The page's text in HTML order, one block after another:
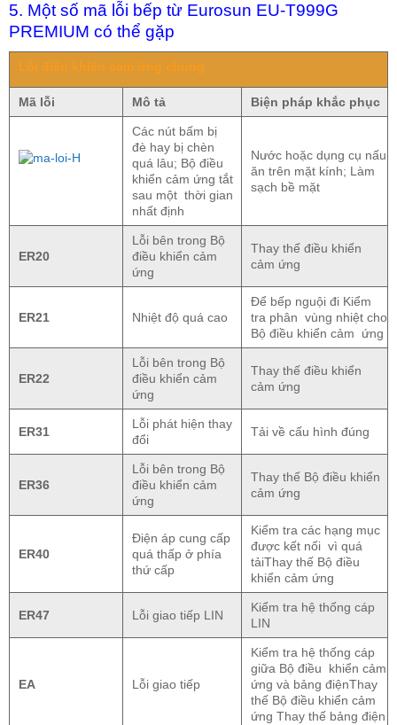
5. Một số mã lỗi bếp từ Eurosun EU-T999G
PREMIUM có thể gặp
Lỗi điều khiển cảm ứng chung
Mã lỗi Mô tả Biện pháp khắc phục
Các nút bấm bị
đè hay bị chèn
quá lâu; Bộ điều
khiển cảm ứng tắt
sau một thời gian
nhất định
Nước hoặc dụng cụ nấu
ăn trên mặt kính; Làm
sạch bề mặt
ER20
Lỗi bên trong Bộ
điều khiển cảm
ứng
Thay thế điều khiển
cảm ứng
ER21 Nhiệt độ quá cao
Để bếp nguội đi Kiểm
tra phân vùng nhiệt cho
Bộ điều khiển cảm ứng
ER22
Lỗi bên trong Bộ
điều khiển cảm
ứng
Thay thế điều khiển
cảm ứng
ER31
Lỗi phát hiện thay
đổi
Tải về cấu hình đúng
ER36
Lỗi bên trong Bộ
điều khiển cảm
ứng
Thay thế Bộ điều khiển
cảm ứng
ER40
Điện áp cung cấp
quá thấp ở phía
thứ cấp
Kiểm tra các hạng mục
được kết nối vì quá
tảiThay thế Bộ điều
khiển cảm ứng
ER47 Lỗi giao tiếp LIN
Kiểm tra hệ thống cáp
LIN
EA Lỗi giao tiếp
Kiểm tra hệ thống cáp
giữa Bộ điều khiển cảm
ứng và bảng điệnThay
thế Bộ điều khiển cảm
ứng Thay thế bảng điện